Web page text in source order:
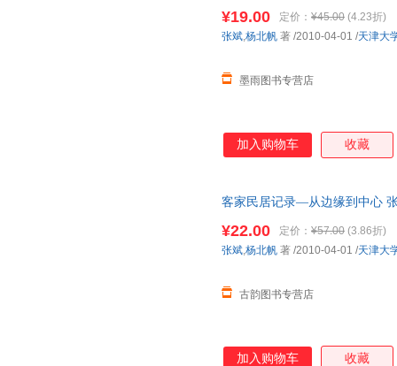
¥19.00 定价： ¥45.00 (4.23折)
墨雨图书专营店
张斌,杨北帆 著 /2010-04-01 /天津大
加入购物车 收藏
客家民居记录—从边缘到中心
¥22.00 定价： ¥57.00 (3.86折)
古韵图书专营店
张斌,杨北帆 著 /2010-04-01 /天津大
加入购物车 收藏